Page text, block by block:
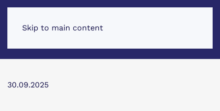
Skip to main content
30.09.2025